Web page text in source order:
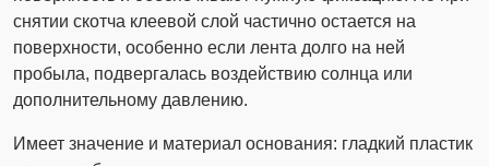
снятии скотча клеевой слой частично остается на
поверхности, особенно если лента долго на ней
пробыла, подвергалась воздействию солнца или
дополнительному давлению.
Имеет значение и материал основания: гладкий пластик